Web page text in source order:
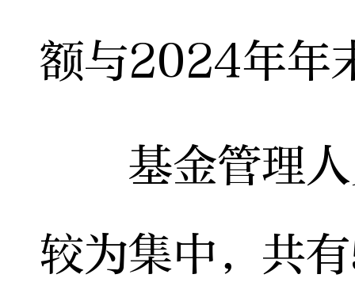
额与2024年年
基金管理人
较为集中，共